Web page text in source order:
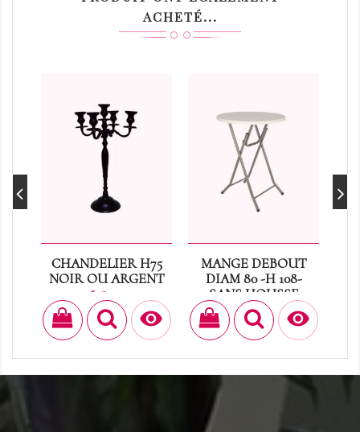
ACHETÉ...
CHANDELIER H75
NOIR OU ARGENT
Prix
16,80 €

MANGE DEBOUT
DIAM 80 -H 108-
SANS HOUSSE
Prix
12,50 € 